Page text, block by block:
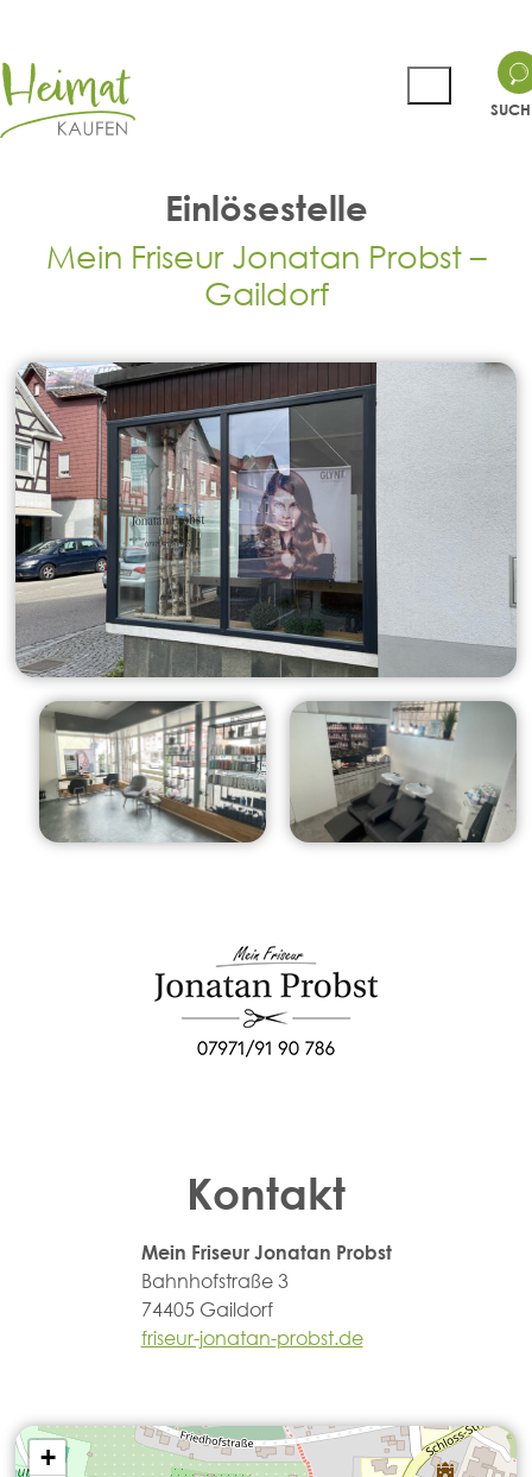
Einlösestelle
Mein Friseur Jonatan Probst –
Gaildorf
Kontakt
Mein Friseur Jonatan Probst
Bahnhofstraße 3
74405 Gaildorf
friseur-jonatan-probst.de
+